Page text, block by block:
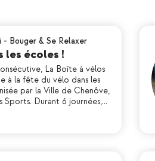
- Bouger & Se Relaxer
les écoles !
La Boîte à vélos
à la fête du vélo dans les
par la Ville de Chenôve,
Sports. Durant 6 journées,…